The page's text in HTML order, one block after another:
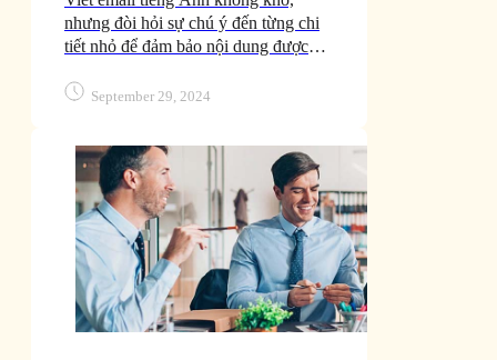
nhưng đòi hỏi sự chú ý đến từng chi
tiết nhỏ để đảm bảo nội dung được
September 29, 2024